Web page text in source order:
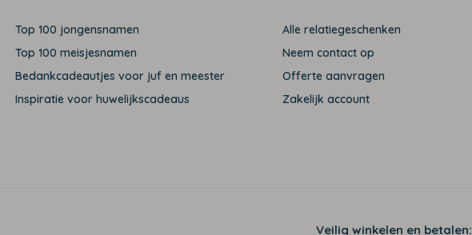
Top 100 jongensnamen
Top 100 meisjesnamen
Bedankcadeautjes voor juf en meester
Inspiratie voor huwelijkscadeaus
Alle relatiegeschenken
Neem contact op
Offerte aanvragen
Zakelijk account
Veilig winkelen en betalen: